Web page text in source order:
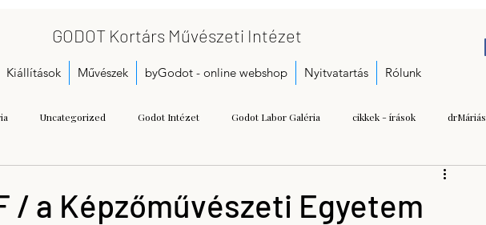
GODOT Kortárs Művészeti Intézet
Kiállítások Művészek byGodot - online webshop Nyitvatartás Rólunk
Uncategorized Godot Intézet Godot Labor Galéria cikkek - írások drMáriás
Gulyás Andrea Katalin
/ a Képzőművészeti Egyetem